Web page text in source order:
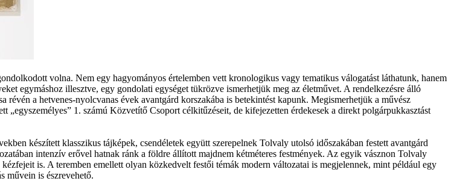
volna. Nem egy hagyományos értelemben vett kronologikus vagy tematikus válogatást láthatunk, hanem
egymáshoz illesztve, egy gondolati egységet tükrözve ismerhetjük meg az életművet. A rendelkezésre álló
révén a hetvenes-nyolcvanas évek avantgárd korszakába is betekintést kapunk. Megismerhetjük a művész
1. számú Közvetítő Csoport célkitűzéseit, de kifejezetten érdekesek a direkt polgárpukkasztást
készített klasszikus tájképek, csendéletek együtt szerepelnek Tolvaly utolsó időszakában festett avantgárd
intenzív erővel hatnak ránk a földre állított majdnem kétméteres festmények. Az egyik vásznon Tolvaly
is. A teremben emellett olyan közkedvelt festői témák modern változatai is megjelennek, mint például egy
művein is észrevehető.